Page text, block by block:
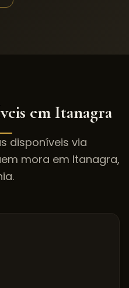
emItanagra
disponíveis via
mora em Itanagra,
.